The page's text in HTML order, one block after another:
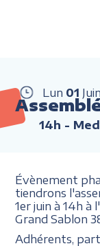
Lun 01 Juin
14h -
Évènement
tiendrons
1er juin à 14h à
Grand Sablon
Adhérents,